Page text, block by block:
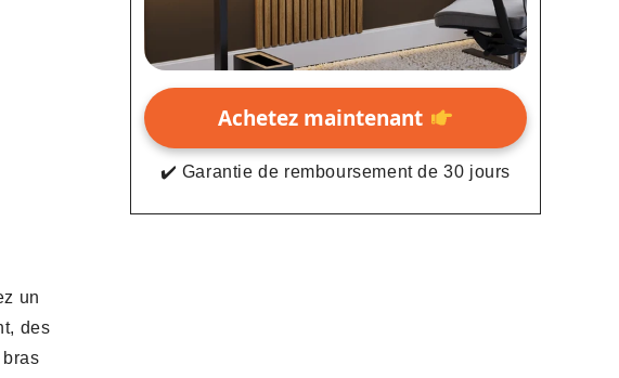
un
des
Achetez maintenant
✔️ Garantie de remboursement de 30 jours